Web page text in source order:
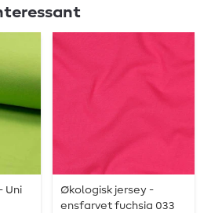
Uni
Økologisk jersey -
ensfarvet fuchsia 033